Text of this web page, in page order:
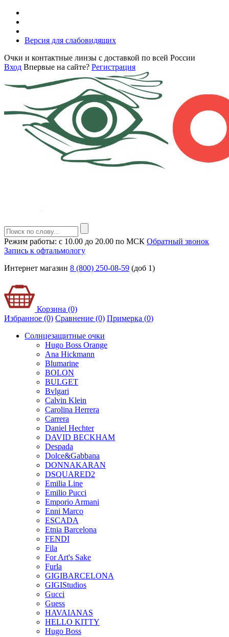
Версия для слабовидящих
Очки и контактные линзы с доставкой по всей России
Вход Впервые на сайте? Регистрация
Режим работы: с 10.00 до 20.00 по МСК Обратный звонок
Запись к офтальмологу
Интернет магазин 8 (800) 250-08-59 (доб 1)
Корзина (0)
Избранное (0) Сравнение (0) Примерка (0)
Солнцезащитные очки
Hugo Boss Orange
Ana Hickmann
Blumarine
BOLON
BULGET
Bvlgari
Calvin Klein
Carolina Herrera
Carrera
Daniel Hechter
DAVID BECKHAM
Despada
Dolce&Gabbana
DONNAKARAN
DSQUARED2
Emilia Line
Emilio Pucci
Emporio Armani
Enni Marco
ESCADA
Etnia Barcelona
FENDI
Fila
For Art's Sake
Furla
GIGIBARCELONA
GIGIStudios
Gucci
Guess
HAVAIANAS
HELLO KITTY
Hugo Boss